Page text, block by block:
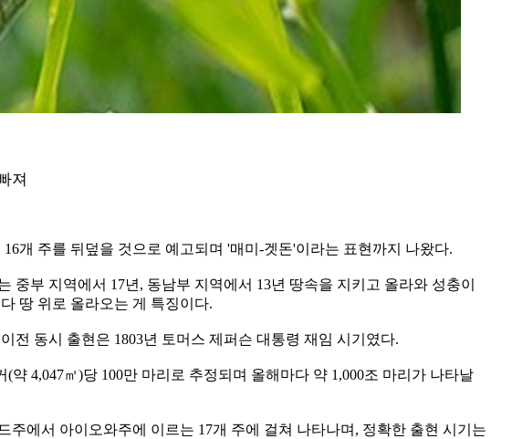
개 주를 뒤덮을 것으로 예고되며 '매미-겟돈'이라는 표현까지 나왔다.
중부 지역에서 17년, 동남부 지역에서 13년 땅속을 지키고 올라와 성충이
땅 위로 올라오는 게 특징이다.
전 동시 출현은 1803년 토머스 제퍼슨 대통령 재임 시기였다.
4,047㎡)당 100만 마리로 추정되며 올해마다 약 1,000조 마리가 나타날
에서 아이오와주에 이르는 17개 주에 걸쳐 나타나며, 정확한 출현 시기는